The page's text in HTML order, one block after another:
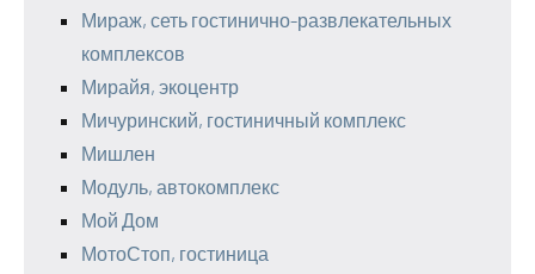
Мираж, сеть гостинично-развлекательных
комплексов
Мирайя, экоцентр
Мичуринский, гостиничный комплекс
Мишлен
Модуль, автокомплекс
Мой Дом
МотоСтоп, гостиница